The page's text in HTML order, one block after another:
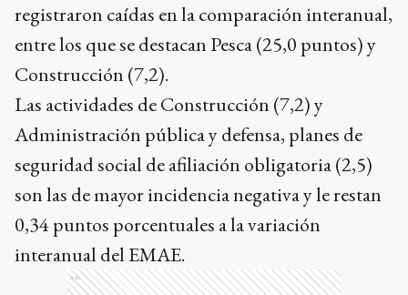
registraron caídas en la comparación interanual,
entre los que se destacan Pesca (25,0 puntos) y
Construcción (7,2).
Las actividades de Construcción (7,2) y
Administración pública y defensa, planes de
seguridad social de afiliación obligatoria (2,5)
son las de mayor incidencia negativa y le restan
0,34 puntos porcentuales a la variación
interanual del EMAE.
Ads